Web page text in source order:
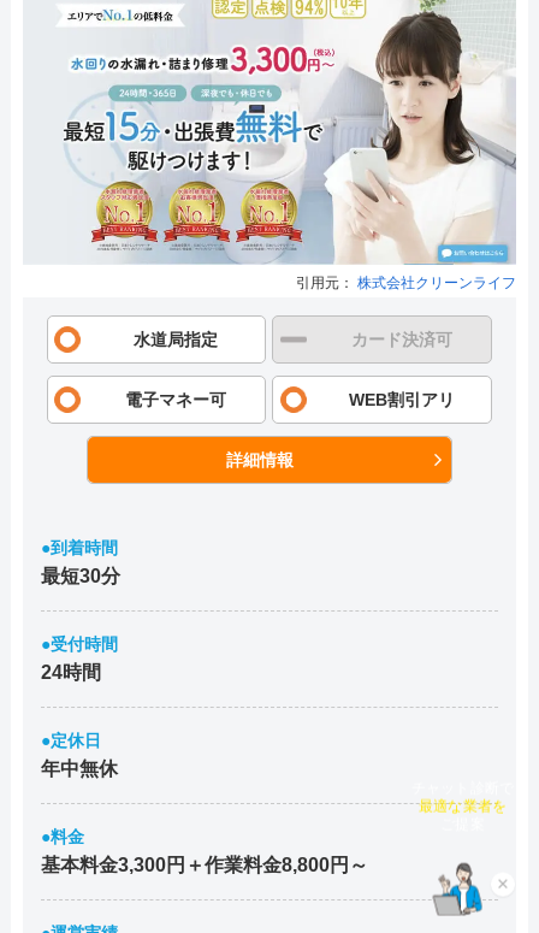
引用元： 株式会社クリーンライフ
水道局指定 カード決済可
電子マネー可 WEB割引アリ
詳細情報
●到着時間
最短30分
●受付時間
24時間
●定休日
年中無休
●料金
基本料金3,300円＋作業料金8,800円～
×
最適な業者を